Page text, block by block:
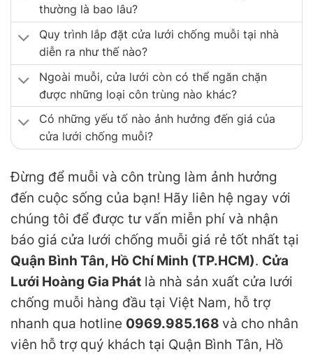
thường là bao lâu?
Quy trình lắp đặt cửa lưới chống muỗi tại nhà
diễn ra như thế nào?
Ngoài muỗi, cửa lưới còn có thể ngăn chặn
được những loại côn trùng nào khác?
Có những yếu tố nào ảnh hưởng đến giá của
cửa lưới chống muỗi?
Đừng để muỗi và côn trùng làm ảnh hưởng
đến cuộc sống của bạn! Hãy liên hệ ngay với
chúng tôi để được tư vấn miễn phí và nhận
báo giá cửa lưới chống muỗi giá rẻ tốt nhất tại
Quận Bình Tân, Hồ Chí Minh (TP.HCM). Cửa
Lưới Hoàng Gia Phát là nhà sản xuất cửa lưới
chống muỗi hàng đầu tại Việt Nam, hỗ trợ
nhanh qua hotline 0969.985.168 và cho nhân
viên hỗ trợ quý khách tại Quận Bình Tân, Hồ